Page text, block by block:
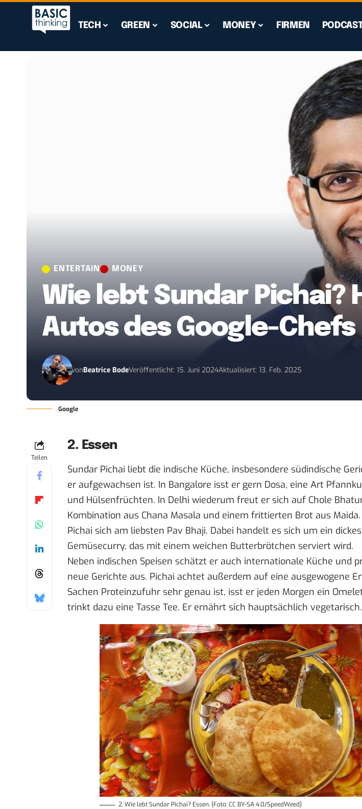
TECH GREEN SOCIAL MONEY FIRMEN
ENTERTAIN MONEY
Wie lebt Sundar Pichai?
Autos des Google-Chefs
vonBeatrice BodeVeröffentlicht: 15. Juni 2024Aktualisiert: 13. Feb. 2025
Google
Teilen
2. Essen
Sundar Pichai liebt die indische Küche, insbesondere südindische
er aufgewachsen ist. In Bangalore isst er gern Dosa, eine Art
und Hülsenfrüchten. In Delhi wiederum freut er sich auf Chole
Kombination aus Chana Masala und einem frittierten Brot aus
Pichai sich am liebsten Pav Bhaji. Dabei handelt es sich um ein
Gemüsecurry, das mit einem weichen Butterbrötchen serviert wird.
Neben indischen Speisen schätzt er auch internationale Küche und
neue Gerichte aus. Pichai achtet außerdem auf eine ausgewogene
Sachen Proteinzufuhr sehr genau ist, isst er jeden Morgen ein
trinkt dazu eine Tasse Tee. Er ernährt sich hauptsächlich vegetarisch.
2. Wie lebt Sundar Pichai? Essen. (Foto: CC BY-SA 4.0/SpeedWeed)